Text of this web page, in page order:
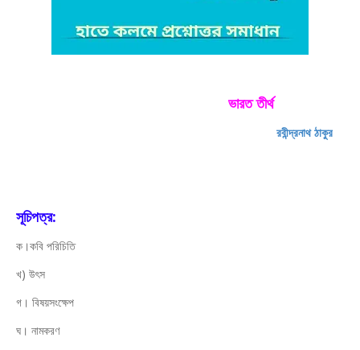
ভারত তীর্থ
রবীন্দ্রনাথ ঠাকুর
সূচিপত্র:
ক।কবি পরিচিতি
খ) উৎস
গ। বিষয়সংক্ষেপ
ঘ। নামকরণ